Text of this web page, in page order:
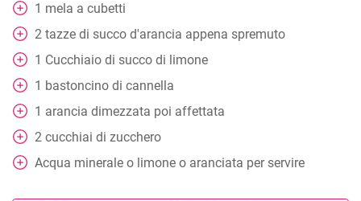
1 mela a cubetti
2 tazze di succo d'arancia appena spremuto
1 Cucchiaio di succo di limone
1 bastoncino di cannella
1 arancia dimezzata poi affettata
2 cucchiai di zucchero
Acqua minerale o limone o aranciata per servire